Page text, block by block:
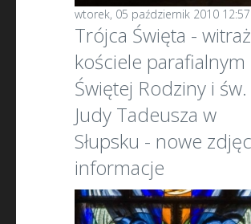
wtorek, 05 październik 2010 12:57
Trójca Święta -
kościele parafialnym
Świętej Rodziny i św.
Judy Tadeusza w
Słupsku - nowe
informacje